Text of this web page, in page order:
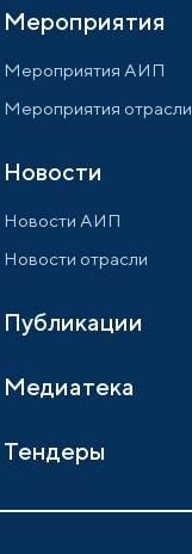
Мероприятия
Мероприятия АИП
Мероприятия отрасли
Новости
Новости АИП
Новости отрасли
Публикации
Медиатека
Тендеры